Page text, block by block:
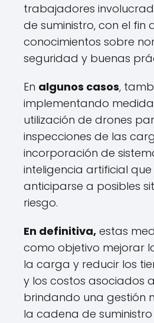
trabajadores
de suministro, con el fin
conocimientos sobre
seguridad y buenas
En algunos casos,
implementando
utilización de drones
inspecciones de las
incorporación de
inteligencia artificial
anticiparse a posibles
riesgo.
En definitiva, estas
como objetivo mejorar
la carga y reducir los
y los costos asociados
brindando una gestión
la cadena de